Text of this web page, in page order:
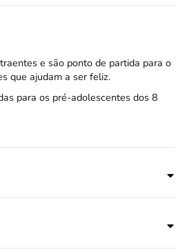
e são ponto de partida para o
que ajudam a ser feliz.
para os pré-adolescentes dos 8